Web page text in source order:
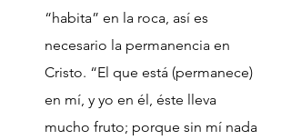
“habita” en la roca, así es
necesario la permanencia en
Cristo. “El que está (permanece)
en mí, y yo en él, éste lleva
mucho fruto; porque sin mí nada